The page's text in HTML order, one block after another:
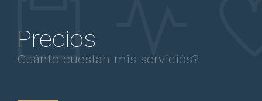
Precios
Cuánto cuestan mis servicios?